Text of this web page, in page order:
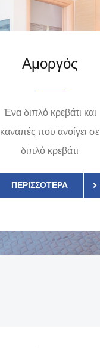
Αμοργός
Ένα διπλό κρεβάτι και
καναπές που ανοίγει σε
διπλό κρεβάτι
ΠΕΡΙΣΣΌΤΕΡΑ